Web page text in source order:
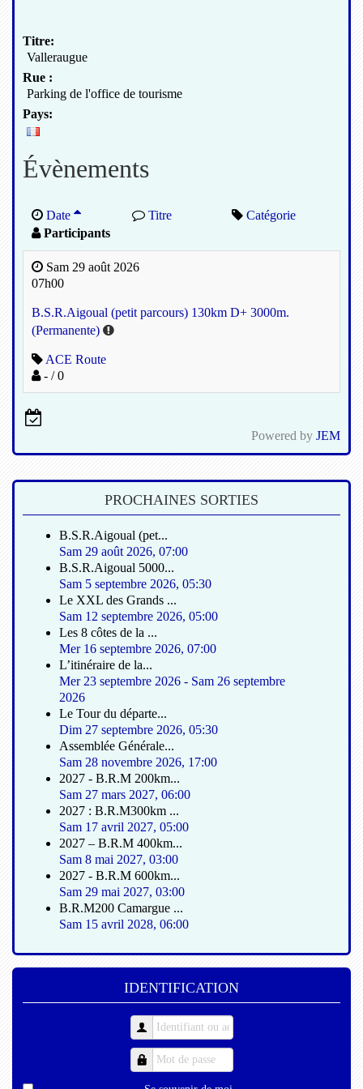
Titre:
Valleraugue
Rue :
Parking de l'office de tourisme
Pays:
Évènements
Date Titre
Catégorie
Participants
Sam 29 août 2026
07h00
B.S.R.Aigoual (petit parcours) 130km D+ 3000m.
(Permanente)
ACE Route
- / 0
Powered by JEM
PROCHAINES SORTIES
B.S.R.Aigoual (pet...
Sam 29 août 2026, 07:00
B.S.R.Aigoual 5000...
Sam 5 septembre 2026, 05:30
Le XXL des Grands ...
Sam 12 septembre 2026, 05:00
Les 8 côtes de la ...
Mer 16 septembre 2026, 07:00
L’itinéraire de la...
Mer 23 septembre 2026 - Sam 26 septembre
2026
Le Tour du départe...
Dim 27 septembre 2026, 05:30
Assemblée Générale...
Sam 28 novembre 2026, 17:00
2027 - B.R.M 200km...
Sam 27 mars 2027, 06:00
2027 : B.R.M300km ...
Sam 17 avril 2027, 05:00
2027 – B.R.M 400km...
Sam 8 mai 2027, 03:00
2027 - B.R.M 600km...
Sam 29 mai 2027, 03:00
B.R.M200 Camargue ...
Sam 15 avril 2028, 06:00
IDENTIFICATION